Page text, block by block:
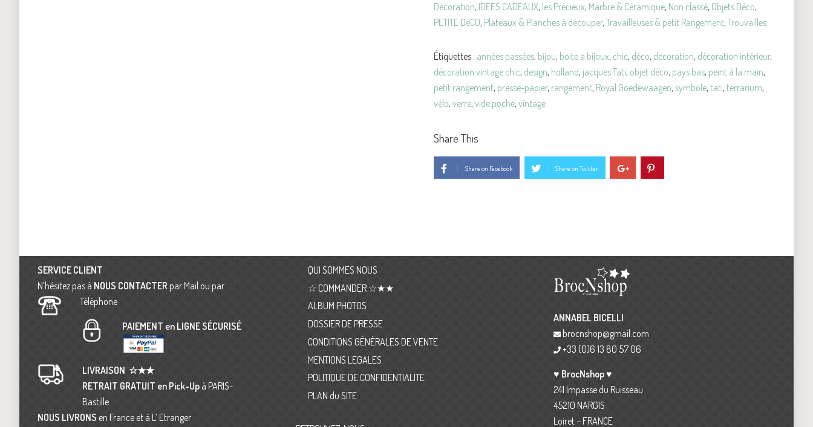
Goedewaagen
HOLLAND
Décoration, IDEES CADEAUX, les Précieux, Marbre & Céramique, Non classé, Objets Déco,
PETITE DéCO, Plateaux & Planches à découper, Travailleuses & petit Rangement, Trouvailles
Étiquettes : années passées, bijou, boite a bijoux, chic, déco, decoration, décoration intérieur,
décoration vintage chic, design, holland, jacques Tati, objet déco, pays bas, peint à la main,
petit rangement, presse-papier, rangement, Royal Goedewaagen, symbole, tati, terrarium,
vélo, verre, vide poche, vintage
Share This
Share on Facebook Share on Twitter
SERVICE CLIENT
N’hésitez pas à NOUS CONTACTER par Mail ou par
Téléphone
PAIEMENT en LIGNE SÉCURISÉ
LIVRAISON ☆★★
RETRAIT GRATUIT en Pick-Up à PARIS-
Bastille
NOUS LIVRONS en France et à L’ Etranger
QUI SOMMES NOUS
☆ COMMANDER ☆★★
ALBUM PHOTOS
DOSSIER DE PRESSE
CONDITIONS GÉNÉRALES DE VENTE
MENTIONS LEGALES
POLITIQUE DE CONFIDENTIALITE
PLAN du SITE
ANNABEL BICELLI
brocnshop@gmail.com
+33 (0)6 13 80 57 06
♥ BrocNshop ♥
241 Impasse du Ruisseau
45210 NARGIS
Loiret – FRANCE